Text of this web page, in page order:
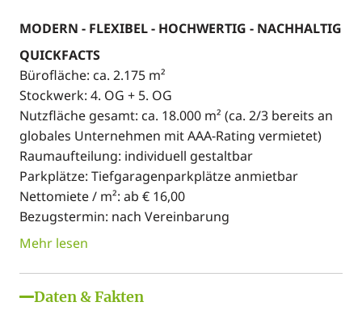
MODERN - FLEXIBEL - HOCHWERTIG - NACHHALTIG
QUICKFACTS
Bürofläche: ca. 2.175 m²
Stockwerk: 4. OG + 5. OG
Nutzfläche gesamt: ca. 18.000 m² (ca. 2/3 bereits an
globales Unternehmen mit AAA-Rating vermietet)
Raumaufteilung: individuell gestaltbar
Parkplätze: Tiefgaragenparkplätze anmietbar
Nettomiete / m²: ab € 16,00
Bezugstermin: nach Vereinbarung
Mehr lesen
Daten & Fakten